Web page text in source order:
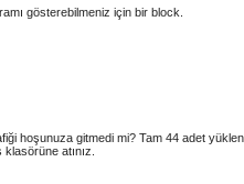
gösterebilmeniz için bir block.
hoşunuza gitmedi mi? Tam 44 adet
atınız.